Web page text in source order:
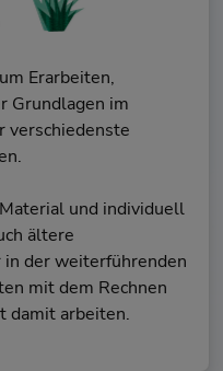
Erarbeiten,
Grundlagen im
verschiedenste
und individuell
ältere
in der weiterführenden
mit dem Rechnen
damit arbeiten.